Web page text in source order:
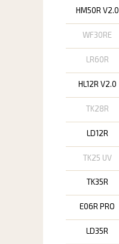
HM50R V2.0
WF30RE
LR60R
HL12R V2.0
TK28R
LD12R
TK25 UV
TK35R
E06R PRO
LD35R